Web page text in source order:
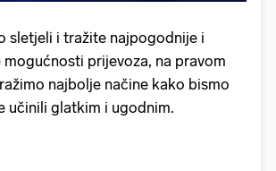
sletjeli i tražite najpogodnije i
prijevoza, na pravom
najbolje načine kako bismo
učinili glatkim i ugodnim.